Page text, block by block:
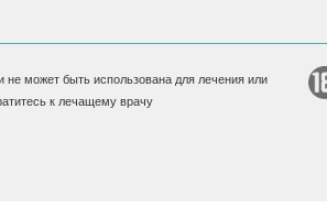
может быть использована для лечения или
к лечащему врачу